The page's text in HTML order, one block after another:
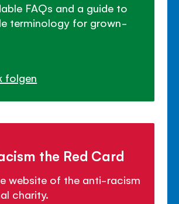
FAQs and a guide to
terminology for grown-
folgen
the Red Card
website of the anti-racism
charity.